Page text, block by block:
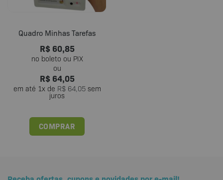
Quadro Minhas Tarefas
R$60,85
R$64,05
em até 1x de R$64,05sem
juros
COMPRAR